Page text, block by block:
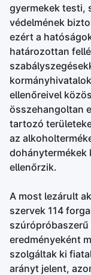
gyermekek testi,
védelmének
ezért a
határozottan
ellenőreivel
összehangoltan
tartozó
az
dohánytermékek
ellenőrzik.
A most lezárult
szervek 114
szúrópróbaszerű
eredményeként
szolgáltak ki
arányt jelent,